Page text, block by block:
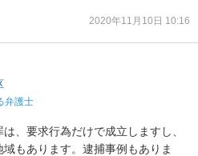
2020年11月10日 10:16
弁護士
、要求行為だけで成立しますし、
もあります。逮捕事例もありま